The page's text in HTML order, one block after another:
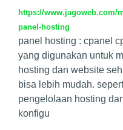
https://www.jagoweb.com/
panel-hosting
panel hosting : cpanel
yang digunakan untuk
hosting dan website
bisa lebih mudah.
pengelolaan hosting
konfigu